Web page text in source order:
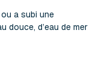
a subi une
douce, d’eau de mer